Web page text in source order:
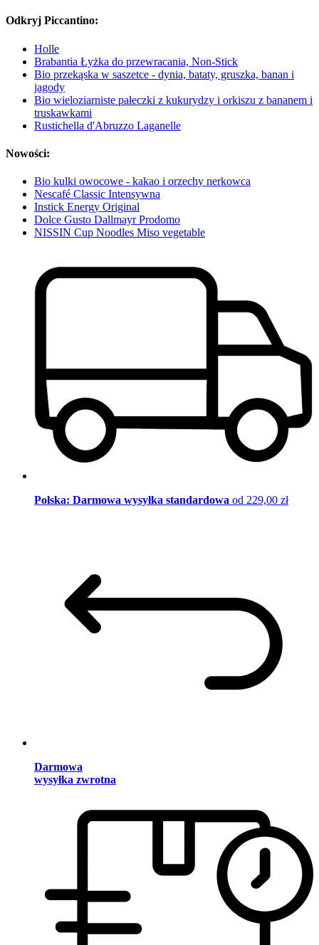
Odkryj Piccantino:
Holle
Brabantia Łyżka do przewracania, Non-Stick
Bio przekąska w saszetce - dynia, bataty, gruszka, banan i
jagody
Bio wieloziarniste pałeczki z kukurydzy i orkiszu z bananem i
truskawkami
Rustichella d'Abruzzo Laganelle
Nowości:
Bio kulki owocowe - kakao i orzechy nerkowca
Nescafé Classic Intensywna
Instick Energy Original
Dolce Gusto Dallmayr Prodomo
NISSIN Cup Noodles Miso vegetable
Polska: Darmowa wysyłka standardowa od 229,00 zł
Darmowa
wysyłka zwrotna